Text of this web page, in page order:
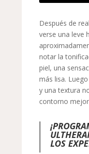
Después de
verse una leve
notar la
piel, una
más lisa.
y una textura
contorno
LOS